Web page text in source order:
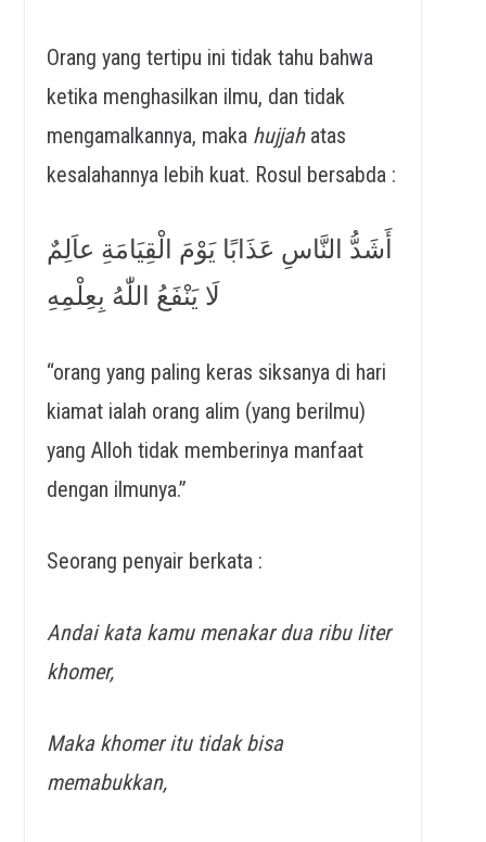
Orang yang tertipu ini tidak tahu bahwa
ketika menghasilkan ilmu, dan tidak
mengamalkannya, maka hujjah atas
kesalahannya lebih kuat. Rosul bersabda :
أَشَدُّ النَّاسِ عَذَابًا يَوْمَ الْقِيَامَةِ عاَلِمٌ
لَا يَنْفَعُ اللّٰهُ بِعِلْمِهِ
“orang yang paling keras siksanya di hari
kiamat ialah orang alim (yang berilmu)
yang Alloh tidak memberinya manfaat
dengan ilmunya.”
Seorang penyair berkata :
Andai kata kamu menakar dua ribu liter
khomer,
Maka khomer itu tidak bisa
memabukkan,